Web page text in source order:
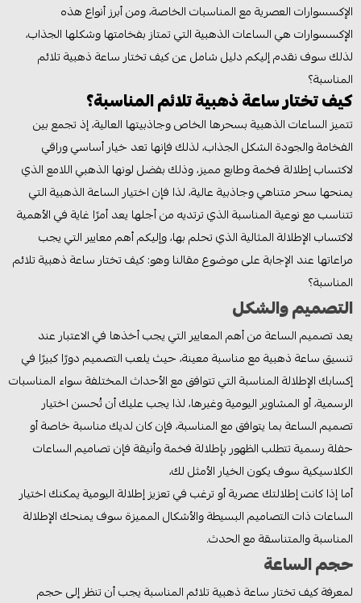
الإكسسوارات العصرية مع المناسبات الخاصة، ومن أبرز أنواع هذه
الإكسسوارات هي الساعات الذهبية التي تمتاز بفخامتها وشكلها الجذاب،
لذلك سوف نقدم إليكم دليل شامل عن كيف تختار ساعة ذهبية تلائم
المناسبة؟
كيف تختار ساعة ذهبية تلائم المناسبة؟
تتميز الساعات الذهبية بسحرها الخاص وجاذبيتها العالية، إذ تجمع بين
الفخامة والجودة الشكل الجذاب، لذلك فإنها تعد خيار أساسي وراقي
لاكتساب إطلالة فخمة وطابع مميز، وذلك بفضل لونها الذهبي اللامع الذي
يمنحها سحر متناهي وجاذبية عالية، لذا فإن اختيار الساعة الذهبية التي
تتناسب مع نوعية المناسبة الذي ترتديه من أجلها يعد أمرًا غاية في الأهمية
لاكتساب الإطلالة المثالية الذي تحلم بها، وإليكم أهم معايير التي يجب
مراعاتها عند الإجابة على موضوع مقالنا وهو: كيف تختار ساعة ذهبية تلائم
المناسبة؟
التصميم والشكل
يعد تصميم الساعة من أهم المعايير التي يجب أخذها في الاعتبار عند
تنسيق ساعة ذهبية مع مناسبة معينة، حيث يلعب التصميم دورًا كبيرًا في
إكسابك الإطلالة المناسبة التي تتوافق مع الأحداث المختلفة سواء المناسبات
الرسمية، أو المشاوير اليومية وغيرها، لذا يجب عليك أن تُحسن اختيار
تصميم الساعة بما يتوافق مع المناسبة، فإن كان لديك مناسبة خاصة أو
حفلة رسمية تتطلب الظهور بإطلالة فخمة وأنيقة فإن تصاميم الساعات
الكلاسيكية سوف يكون الخيار الأمثل لك،
أما إذا كانت إطلالتك عصرية أو ترغب في تعزيز إطلالة اليومية يمكنك اختيار
الساعات ذات التصاميم البسيطة والأشكال المميزة سوف يمنحك الإطلالة
المناسبة والمتناسقة مع الحدث.
حجم الساعة
لمعرفة كيف تختار ساعة ذهبية تلائم المناسبة يجب أن تنظر إلى حجم